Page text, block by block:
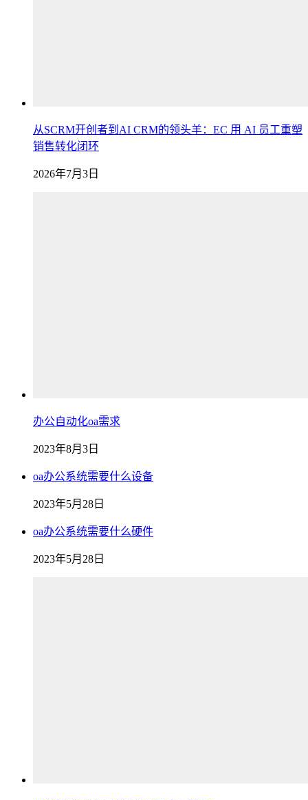
从SCRM开创者到AI CRM的领头羊：EC 用 AI 员工重塑
销售转化闭环
2026年7月3日
办公自动化oa需求
2023年8月3日
oa办公系统需要什么设备
2023年5月28日
oa办公系统需要什么硬件
2023年5月28日